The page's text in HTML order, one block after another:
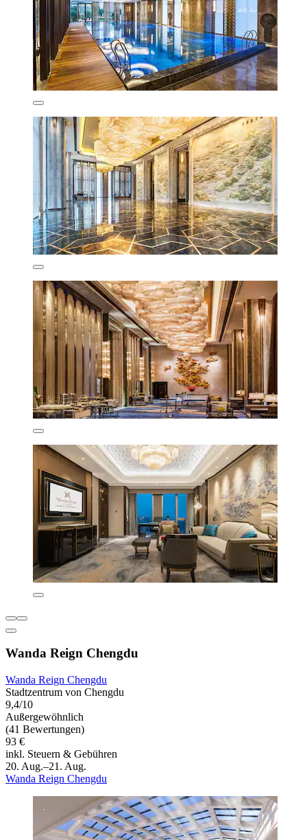
Wanda Reign Chengdu
Wanda Reign Chengdu
Stadtzentrum von Chengdu
9,4/10
Außergewöhnlich
(41 Bewertungen)
93 €
inkl. Steuern & Gebühren
20. Aug.–21. Aug.
Wanda Reign Chengdu